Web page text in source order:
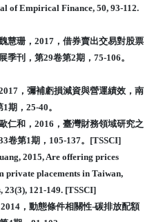
ofEmpirical Finance, 50, 93-112.
慧珊，2017，借券賣出交易對股票
季刊，第29卷第2期，75-106。
，彌補虧損減資與營運績效，南
期，25-40。
仁和，2016，臺灣財務領域研究之
卷第1期，105-137。[TSSCI]
2015, Are offering prices
private placements in Taiwan,
23(3), 121-149. [TSSCI]
，動態條件相關性-碳排放配額